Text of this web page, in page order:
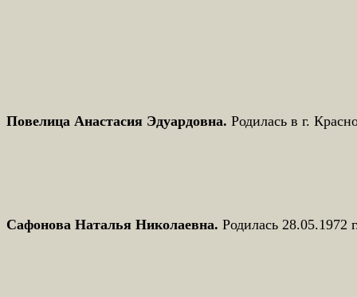
Повелица Анастасия Эдуардовна. Родилась в г.
Сафонова Наталья Николаевна. Родилась 28.05.1972